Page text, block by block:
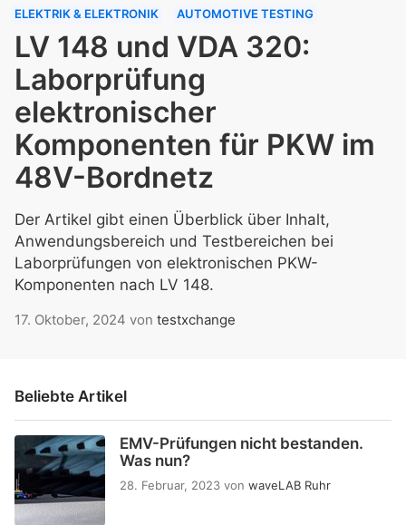
ELEKTRIK & ELEKTRONIK AUTOMOTIVE TESTING
LV 148 und VDA 320:
Laborprüfung
elektronischer
Komponenten für PKW im
48V-Bordnetz
Der Artikel gibt einen Überblick über Inhalt,
Anwendungsbereich und Testbereichen bei
Laborprüfungen von elektronischen PKW-
Komponenten nach LV 148.
17. Oktober, 2024 von testxchange
Beliebte Artikel
EMV-Prüfungen nicht bestanden.
Was nun?
28. Februar, 2023 von waveLAB Ruhr